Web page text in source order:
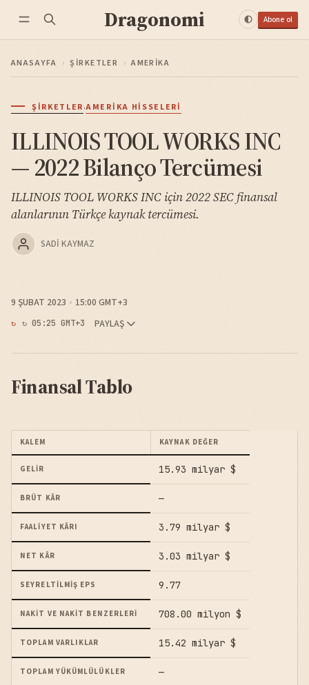
Dragonomi Abone ol
ANASAYFA › ŞIRKETLER › AMERIKA
ŞIRKETLER·AMERIKA HISSELERI
ILLINOIS TOOL WORKS INC
— 2022 Bilanço Tercümesi
ILLINOIS TOOL WORKS INC için 2022 SEC finansal
alanlarının Türkçe kaynak tercümesi.
SADI KAYMAZ
9 ŞUBAT 2023 15:00 GMT+3
↻ 05:25 GMT+3 PAYLAŞ
Finansal Tablo
KALEM KAYNAK DEĞER
GELIR 15.93 milyar $
BRÜT KÂR —
FAALIYET KÂRI 3.79 milyar $
NET KÂR 3.03 milyar $
SEYRELTILMIŞ EPS 9.77
NAKIT VE NAKIT BENZERLERI 708.00 milyon $
TOPLAM VARLIKLAR 15.42 milyar $
TOPLAM YÜKÜMLÜLÜKLER —